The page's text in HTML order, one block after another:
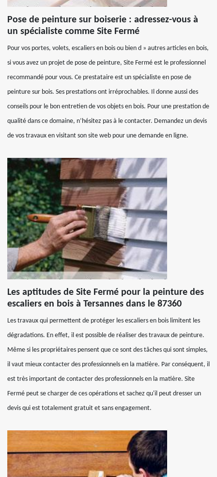
Pose de peinture sur boiserie : adressez-vous à
un spécialiste comme Site Fermé
Pour vos portes, volets, escaliers en bois ou bien d » autres articles en bois,
si vous avez un projet de pose de peinture, Site Fermé est le professionnel
recommandé pour vous. Ce prestataire est un spécialiste en pose de
peinture sur bois. Ses prestations ont irréprochables. Il donne aussi des
conseils pour le bon entretien de vos objets en bois. Pour une prestation de
qualité dans ce domaine, n’hésitez pas à le contacter. Demandez un devis
de vos travaux en visitant son site web pour une demande en ligne.
Les aptitudes de Site Fermé pour la peinture des
escaliers en bois à Tersannes dans le 87360
Les travaux qui permettent de protéger les escaliers en bois limitent les
dégradations. En effet, il est possible de réaliser des travaux de peinture.
Même si les propriétaires pensent que ce sont des tâches qui sont simples,
il vaut mieux contacter des professionnels en la matière. Par conséquent, il
est très important de contacter des professionnels en la matière. Site
Fermé peut se charger de ces opérations et sachez qu'il peut dresser un
devis qui est totalement gratuit et sans engagement.